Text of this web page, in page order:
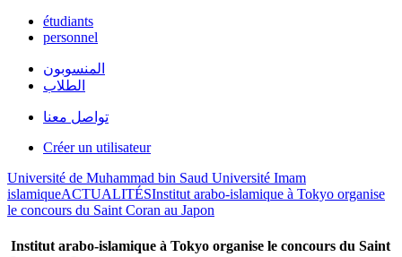
étudiants
personnel
المنسوبون
الطلاب
تواصل معنا
Créer un utilisateur
Université de Muhammad bin Saud Université Imam
islamiqueACTUALITÉSInstitut arabo-islamique à Tokyo organise
le concours du Saint Coran au Japon
Institut arabo-islamique à Tokyo organise le concours du Saint